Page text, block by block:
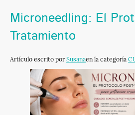
Microneedling: El
Tratamiento
Artículo escrito por Susanaen la categoría